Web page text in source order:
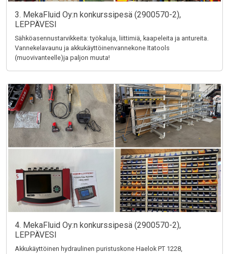
3. MekaFluid Oy:n konkurssipesä (2900570-2),
LEPPÄVESI
Sähköasennustarvikkeita: työkaluja, liittimiä, kaapeleita ja antureita.
Vannekelavaunu ja akkukäyttöinenvannekone Itatools
(muovivanteelle)ja paljon muuta!
4. MekaFluid Oy:n konkurssipesä (2900570-2),
LEPPÄVESI
Akkukäyttöinen hydraulinen puristuskone Haelok PT 1228,